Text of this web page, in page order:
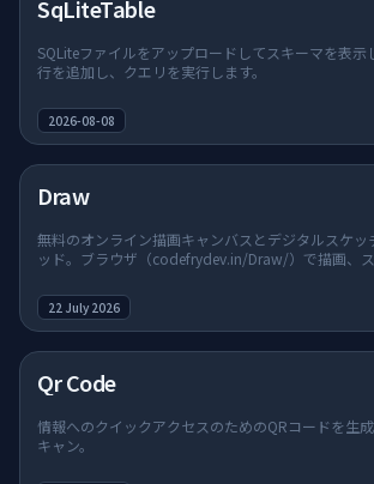
SqLiteTable
SQLiteファイルをアップロードしてスキーマを表示
行を追加し、クエリを実行します。
2026-08-08
Draw
無料のオンライン描画キャンバスとデジタルスケッ
ッド。ブラウザ（codefrydev.in/Draw/）で描画、
「クリエイティブ & アセット」に追加されました。
22 July 2026
Qr Code
情報へのクイックアクセスのためのQRコードを生
キャン。